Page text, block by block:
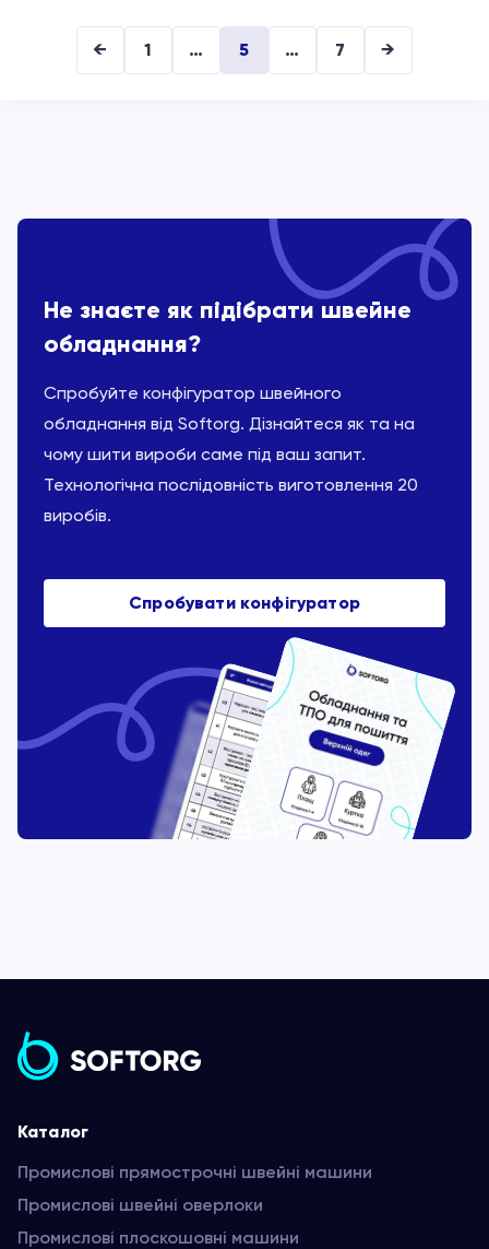
← 1 … 5 … 7 →
Не знаєте як підібрати швейне
обладнання?
Спробуйте конфігуратор швейного
обладнання від Softorg. Дізнайтеся як та на
чому шити вироби саме під ваш запит.
Технологічна послідовність виготовлення 20
виробів.
Спробувати конфігуратор
Каталог
Промислові прямострочні швейні машини
Промислові швейні оверлоки
Промислові плоскошовні машини